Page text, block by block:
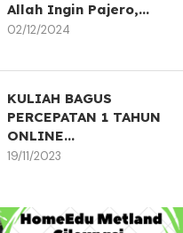
Allah Ingin Pajero,...
02/12/2024
KULIAH BAGUS
PERCEPATAN 1 TAHUN
ONLINE...
19/11/2023